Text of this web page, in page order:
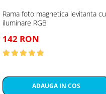
Rama foto magnetica levitanta cu
iluminare RGB
142 RON
ADAUGA IN COS